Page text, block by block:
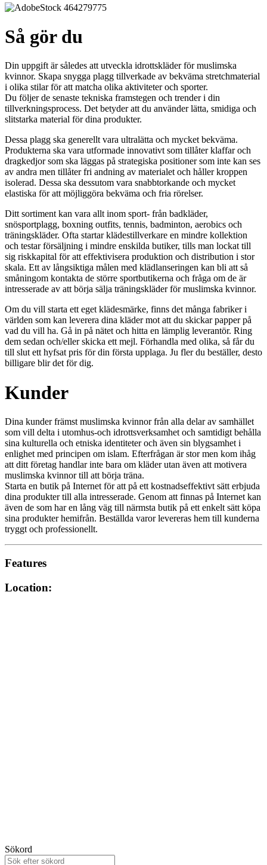
Så gör du
Din uppgift är således att utveckla idrottskläder för muslimska
kvinnor. Skapa snygga plagg tillverkade av bekväma stretchmaterial
i olika stilar för att matcha olika aktiviteter och sporter.
Du följer de senaste tekniska framstegen och trender i din
tillverkningsprocess. Det betyder att du använder lätta, smidiga och
slitstarka material för dina produkter.
Dessa plagg ska generellt vara ultralätta och mycket bekväma.
Produkterna ska vara utformade innovativt som tillåter klaffar och
dragkedjor som ska läggas på strategiska positioner som inte kan ses
av andra men tillåter fri andning av materialet och håller kroppen
isolerad. Dessa ska dessutom vara snabbtorkande och mycket
elastiska för att möjliggöra bekväma och fria rörelser.
Ditt sortiment kan vara allt inom sport- från badkläder,
snösportplagg, boxning outfits, tennis, badminton, aerobics och
träningskläder. Ofta startar klädestillverkare en mindre kollektion
och testar försäljning i mindre enskilda butiker, tills man lockat till
sig riskkapital för att effektivisera produktion och distribution i stor
skala. Ett av långsiktiga målen med klädlanseringen kan bli att så
småningom kontakta de större sportbutikerna och fråga om de är
intresserade av att börja sälja träningskläder för muslimska kvinnor.
Om du vill starta ett eget klädesmärke, finns det många fabriker i
världen som kan leverera dina kläder mot att du skickar papper på
vad du vill ha. Gå in på nätet och hitta en lämplig leverantör. Ring
dem sedan och/eller skicka ett mejl. Förhandla med olika, så får du
till slut ett hyfsat pris för din första upplaga. Ju fler du beställer, desto
billigare blir det för dig.
Kunder
Dina kunder främst muslimska kvinnor från alla delar av samhället
som vill delta i utomhus-och idrottsverksamhet och samtidigt behålla
sina kulturella och etniska identiteter och även sin blygsamhet i
enlighet med principen om islam. Efterfrågan är stor men kom ihåg
att ditt företag handlar inte bara om kläder utan även att motivera
muslimska kvinnor till att börja träna.
Starta en butik på Internet för att på ett kostnadseffektivt sätt erbjuda
dina produkter till alla intresserade. Genom att finnas på Internet kan
även de som har en lång väg till närmsta butik på ett enkelt sätt köpa
sina produkter hemifrån. Beställda varor levereras hem till kunderna
tryggt och professionellt.
Features
Location:
Sökord